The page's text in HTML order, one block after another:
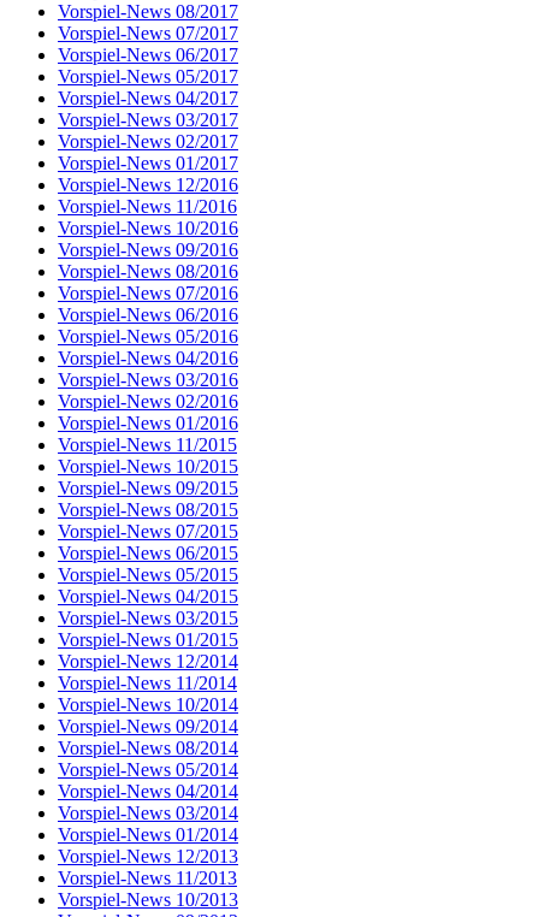
Vorspiel-News 08/2017
Vorspiel-News 07/2017
Vorspiel-News 06/2017
Vorspiel-News 05/2017
Vorspiel-News 04/2017
Vorspiel-News 03/2017
Vorspiel-News 02/2017
Vorspiel-News 01/2017
Vorspiel-News 12/2016
Vorspiel-News 11/2016
Vorspiel-News 10/2016
Vorspiel-News 09/2016
Vorspiel-News 08/2016
Vorspiel-News 07/2016
Vorspiel-News 06/2016
Vorspiel-News 05/2016
Vorspiel-News 04/2016
Vorspiel-News 03/2016
Vorspiel-News 02/2016
Vorspiel-News 01/2016
Vorspiel-News 11/2015
Vorspiel-News 10/2015
Vorspiel-News 09/2015
Vorspiel-News 08/2015
Vorspiel-News 07/2015
Vorspiel-News 06/2015
Vorspiel-News 05/2015
Vorspiel-News 04/2015
Vorspiel-News 03/2015
Vorspiel-News 01/2015
Vorspiel-News 12/2014
Vorspiel-News 11/2014
Vorspiel-News 10/2014
Vorspiel-News 09/2014
Vorspiel-News 08/2014
Vorspiel-News 05/2014
Vorspiel-News 04/2014
Vorspiel-News 03/2014
Vorspiel-News 01/2014
Vorspiel-News 12/2013
Vorspiel-News 11/2013
Vorspiel-News 10/2013